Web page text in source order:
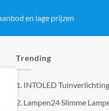
en lage prijzen
Trending
1. INTOLED Tuinverlichting
2. Lampen24 Slimme